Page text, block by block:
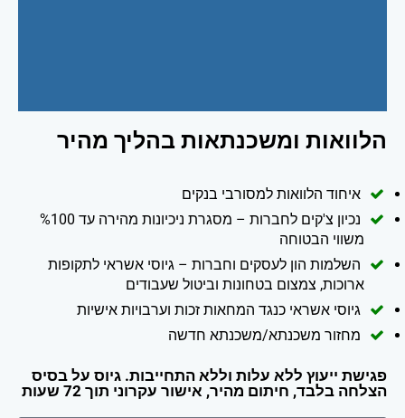
הלוואות ומשכנתאות בהליך מהיר
איחוד הלוואות למסורבי בנקים
נכיון צ'קים לחברות – מסגרת ניכיונות מהירה עד %100
משווי הבטוחה
השלמות הון לעסקים וחברות – גיוסי אשראי לתקופות
ארוכות, צמצום בטחונות וביטול שעבודים
גיוסי אשראי כנגד המחאות זכות וערבויות אישיות
מחזור משכנתא/משכנתא חדשה
פגישת ייעוץ ללא עלות וללא התחייבות. גיוס על בסיס
הצלחה בלבד, חיתום מהיר, אישור עקרוני תוך 72 שעות